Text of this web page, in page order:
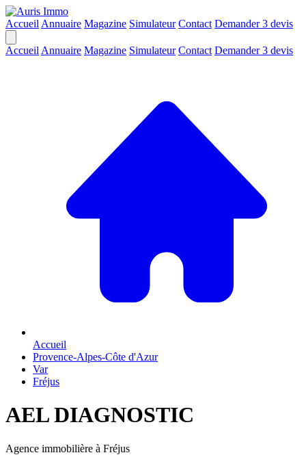
Accueil Annuaire Magazine Simulateur Contact Demander 3 devis
Accueil Annuaire Magazine Simulateur Contact Demander 3 devis
Accueil
Provence-Alpes-Côte d'Azur
Var
Fréjus
AEL DIAGNOSTIC
Agence immobilière à Fréjus